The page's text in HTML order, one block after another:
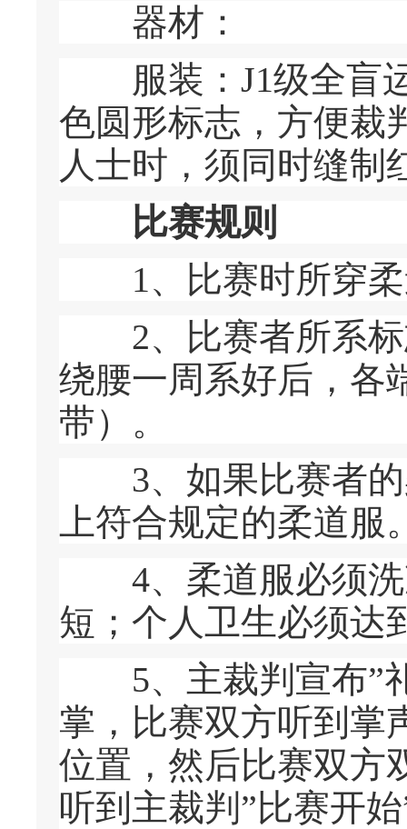
器材：
服装：J1级全盲运
色圆形标志，方便裁
人士时，须同时缝制
比赛规则
1、比赛时所穿柔
2、比赛者所系标
绕腰一周系好后，各
带）。
3、如果比赛者的
上符合规定的柔道服
4、柔道服必须洗
短；个人卫生必须达
5、主裁判宣布”礼
掌，比赛双方听到掌
位置，然后比赛双方
听到主裁判”比赛开